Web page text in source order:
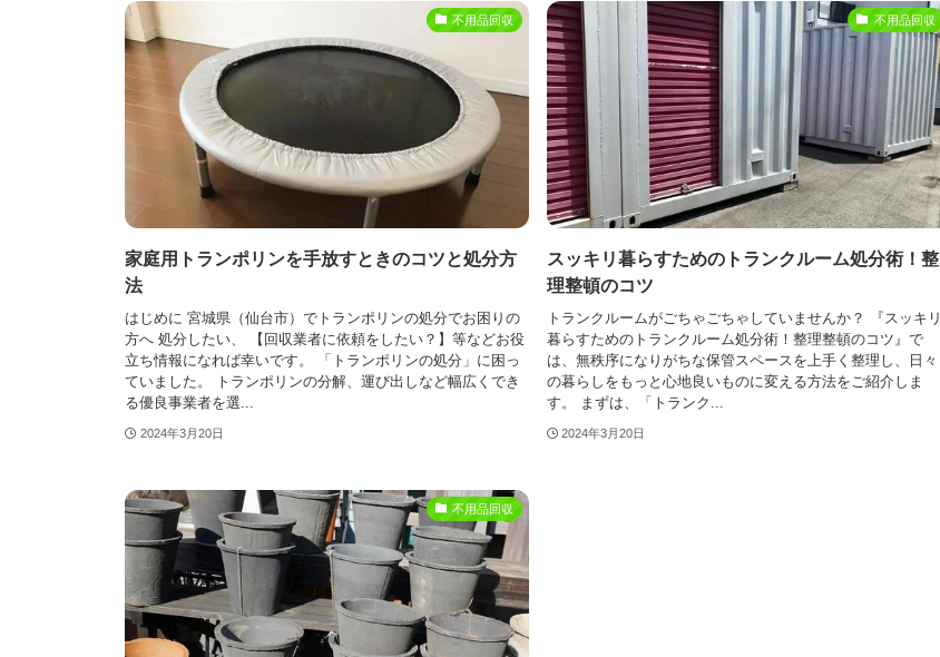
不用品回収
家庭用トランポリンを手放すときのコツと処分方
法
はじめに 宮城県（仙台市）でトランポリンの処分でお困りの
方へ 処分したい、 【回収業者に依頼をしたい？】等などお役
立ち情報になれば幸いです。 「トランポリンの処分」に困っ
ていました。 トランポリンの分解、運び出しなど幅広くでき
る優良事業者を選...
2024年3月20日
不用品回収
スッキリ暮らすためのトランクルーム処分術！整
理整頓のコツ
トランクルームがごちゃごちゃしていませんか？ 『スッキリ
暮らすためのトランクルーム処分術！整理整頓のコツ』で
は、無秩序になりがちな保管スペースを上手く整理し、日々
の暮らしをもっと心地良いものに変える方法をご紹介しま
す。 まずは、「トランク...
2024年3月20日
不用品回収